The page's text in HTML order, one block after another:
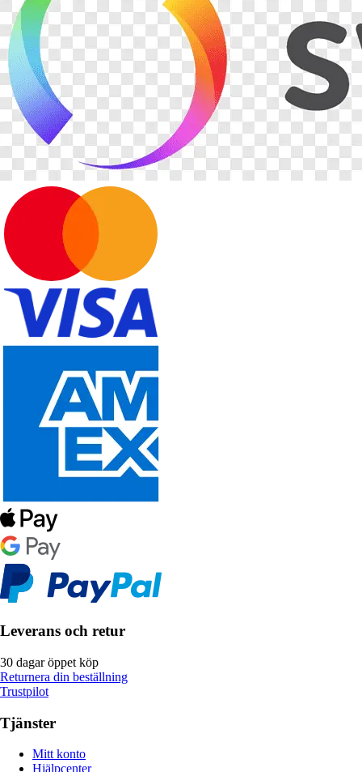
Leverans och retur
30 dagar öppet köp
Returnera din beställning
Trustpilot
Tjänster
Mitt konto
Hjälpcenter